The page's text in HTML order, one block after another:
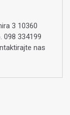
3 10360
098 334199
nas